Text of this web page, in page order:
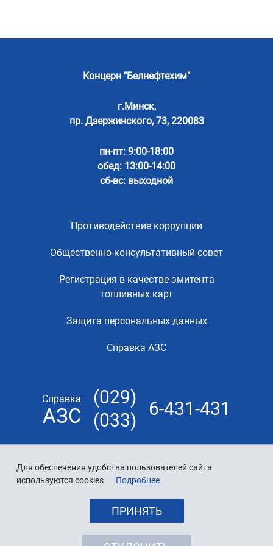
Для обеспечения удобства пользователей сайта
используются cookies
Подробнее
ПРИНЯТЬ
Концерн "Белнефтехим"
г.Минск,
пр. Дзержинского, 73, 220083
пн-пт: 9:00-18:00
обед: 13:00-14:00
сб-вс: выходной
Противодействие коррупции
Общественно-консультативный совет
Регистрация в качестве эмитента
топливных карт
Защита персональных данных
Справка АЗС
Справка
АЗС
(029)
(033)
6-431-431